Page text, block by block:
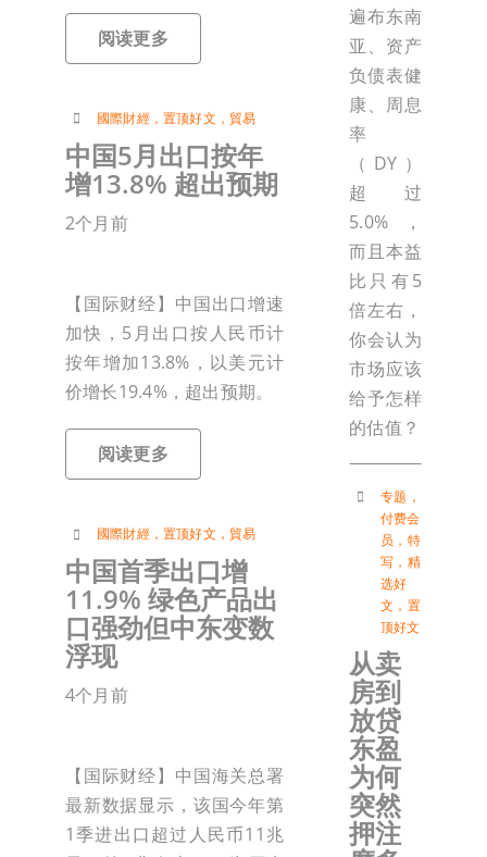
阅读更多
國際財經， 置顶好文 ， 貿易
中国5月出口按年
增13.8% 超出预期
2个月前
【国际财经】中国出口增速
加快，5月出口按人民币计
按年增加13.8%，以美元计
价增长19.4%，超出预期。
阅读更多
國際財經， 置顶好文 ， 貿易
中国首季出口增
11.9% 绿色产品出
口强劲但中东变数
浮现
4个月前
【国际财经】中国海关总署
最新数据显示，该国今年第
1季进出口超过人民币11兆
遍布东南
亚、资产
负债表健
康、周息
率
（DY）
超过
5.0%，
而且本益
比只有5
倍左右，
你会认为
市场应该
给予怎样
的估值？
专题 ，
付费会
员 ， 特
写 ， 精
选好
文 ， 置
顶好文
从卖
房到
放贷
东盈
为何
突然
押注